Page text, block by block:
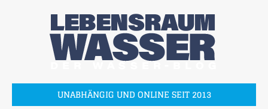
UNABHÄNGIG UND ONLINE SEIT 2013